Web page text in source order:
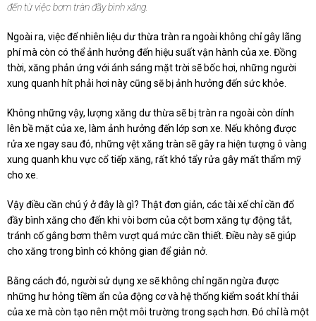
đến từ việc bơm tràn đầy bình xăng.
Ngoài ra, việc để nhiên liệu dư thừa tràn ra ngoài không chỉ gây lãng
phí mà còn có thể ảnh hưởng đến hiệu suất vận hành của xe. Đồng
thời, xăng phản ứng với ánh sáng mặt trời sẽ bốc hơi, những người
xung quanh hít phải hơi này cũng sẽ bị ảnh hưởng đến sức khỏe.
Không những vậy, lượng xăng dư thừa sẽ bị tràn ra ngoài còn dính
lên bề mặt của xe, làm ảnh hưởng đến lớp sơn xe. Nếu không được
rửa xe ngay sau đó, những vệt xăng tràn sẽ gây ra hiện tượng ô vàng
xung quanh khu vực cổ tiếp xăng, rất khó tẩy rửa gây mất thẩm mỹ
cho xe.
Vậy điều cần chú ý ở đây là gì? Thật đơn giản, các tài xế chỉ cần đổ
đầy bình xăng cho đến khi vòi bơm của cột bơm xăng tự động tắt,
tránh cố gắng bơm thêm vượt quá mức cần thiết. Điều này sẽ giúp
cho xăng trong bình có không gian để giản nở.
Bằng cách đó, người sử dụng xe sẽ không chỉ ngăn ngừa được
những hư hỏng tiềm ẩn của động cơ và hệ thống kiểm soát khí thải
của xe mà còn tạo nên một môi trường trong sạch hơn. Đó chỉ là một